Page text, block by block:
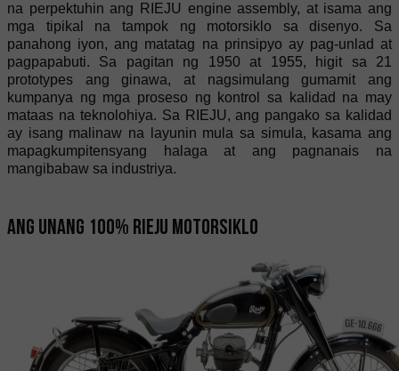
na perpektuhin ang RIEJU engine assembly, at isama ang
mga tipikal na tampok ng motorsiklo sa disenyo. Sa
panahong iyon, ang matatag na prinsipyo ay pag-unlad at
pagpapabuti. Sa pagitan ng 1950 at 1955, higit sa 21
prototypes ang ginawa, at nagsimulang gumamit ang
kumpanya ng mga proseso ng kontrol sa kalidad na may
mataas na teknolohiya. Sa RIEJU, ang pangako sa kalidad
ay isang malinaw na layunin mula sa simula, kasama ang
mapagkumpitensyang halaga at ang pagnanais na
mangibabaw sa industriya.
Ang unang 100% RIEJU motorsiklo